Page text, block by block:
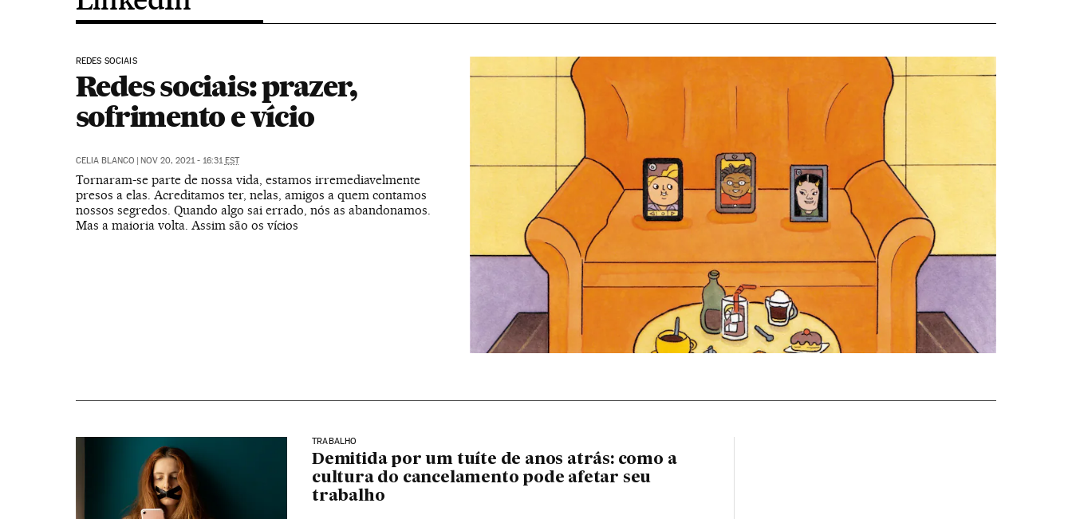
REDES SOCIAIS
Redes sociais: prazer,
sofrimento e vício
CELIA BLANCO | NOV 20, 2021 - 16:31EST
Tornaram-se parte de nossa vida, estamos irremediavelmente
presos a elas. Acreditamos ter, nelas, amigos a quem contamos
nossos segredos. Quando algo sai errado, nós as abandonamos.
Mas a maioria volta. Assim são os vícios
TRABALHO
Demitida por um tuíte de anos atrás: como a
cultura do cancelamento pode afetar seu
trabalho